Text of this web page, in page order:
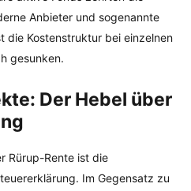
Anbieter und sogenannte
die Kostenstruktur bei einzelnen
gesunken.
Der Hebel über
Rürup-Rente ist die
Im Gegensatz zu